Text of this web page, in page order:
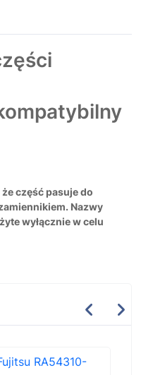
część pasuje do
Nazwy
wyłącznie w celu